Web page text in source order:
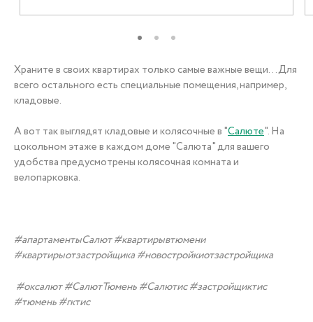
Храните в своих квартирах только самые важные вещи...Для
всего остального есть специальные помещения, например,
кладовые.
А вот так выглядят кладовые и колясочные в "Салюте". На
цокольном этаже в каждом доме "Салюта" для вашего
удобства предусмотрены колясочная комната и
велопарковка.
#апартаментыСалют #квартирывтюмени
#квартирыотзастройщика #новостройкиотзастройщика
#оксалют #СалютТюмень #Салютис #застройщиктис
#тюмень #гктис